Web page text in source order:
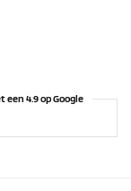
4.9 op Google